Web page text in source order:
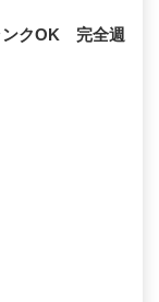
ンクOK 完全週